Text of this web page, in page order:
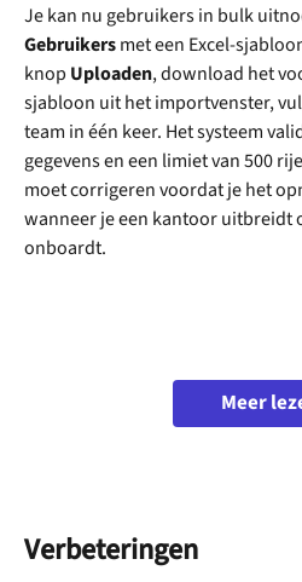
Je kan nu gebruikers in bulk
Gebruikers met een Excel-
knop Uploaden, download het
sjabloon uit het importvenster,
team in één keer. Het systeem
gegevens en een limiet van 500
moet corrigeren voordat je het
wanneer je een kantoor uitbreidt
onboardt.
Meer
Verbeteringen